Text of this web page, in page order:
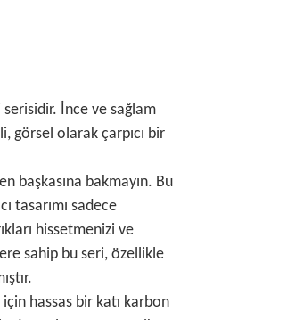
serisidir. İnce ve sağlam
görsel olarak çarpıcı bir
başkasına bakmayın. Bu
tasarımı sadece
hissetmenizi ve
sahip bu seri, özellikle
hassas bir katı karbon